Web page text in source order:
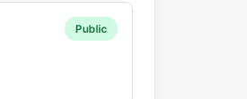
Public